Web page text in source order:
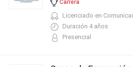
Carrera
Licenciado en
Duración 4 años
Presencial